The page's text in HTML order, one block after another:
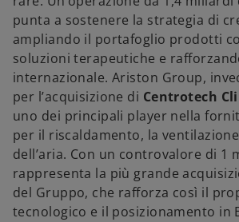
punta a sostenere la strategia di
ampliando il portafoglio prodotti
soluzioni terapeutiche e
internazionale. Ariston Group,
per l’acquisizione di Centrotech
uno dei principali player nella
per il riscaldamento, la
dell’aria. Con un controvalore di 1
rappresenta la più grande
del Gruppo, che rafforza così il
tecnologico e il posizionamento in